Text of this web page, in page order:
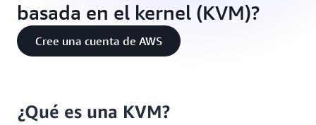
basada en el kernel (KVM)?
Cree una cuenta de AWS
¿Qué es una KVM?